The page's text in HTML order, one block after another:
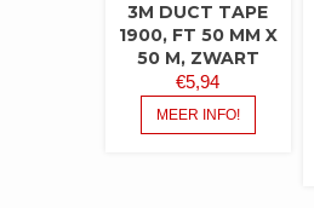
3M DUCT TAPE
1900, FT 50 MM X
50 M, ZWART
€5,94
MEER INFO!